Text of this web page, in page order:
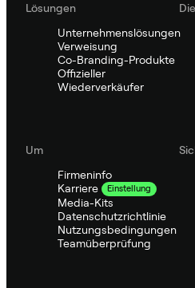
Lösungen
Unternehmenslösungen
Verweisung
Co-Branding-Produkte
Offizieller
Wiederverkäufer
Um
Firmeninfo
Karriere
Einstellung
Media-Kits
Datenschutzrichtlinie
Nutzungsbedingungen
Teamüberprüfung